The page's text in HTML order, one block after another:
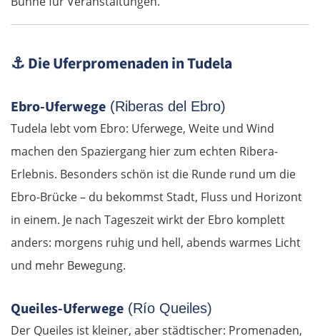
⚓Die Uferpromenaden in Tudela
Ebro-Uferwege (Riberas del Ebro)
Tudela lebt vom Ebro: Uferwege, Weite und Wind
machen den Spaziergang hier zum echten Ribera-
Erlebnis. Besonders schön ist die Runde rund um die
Ebro-Brücke – du bekommst Stadt, Fluss und Horizont
in einem. Je nach Tageszeit wirkt der Ebro komplett
anders: morgens ruhig und hell, abends warmes Licht
und mehr Bewegung.
Queiles-Uferwege (Río Queiles)
Der Queiles ist kleiner, aber städtischer: Promenaden,
Dresden
Pirna
Sächsische Schweiz
Ústí nad Labem
Mělník